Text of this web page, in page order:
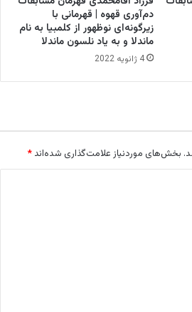
دم‌آوری قهوه | قهرمانی با
زیرگونه‌ای نوظهور از کلمبیا به نام
ماندلا و به یاد نلسون ماندلا
4 ژانویه 2022
بخش‌های موردنیاز علامت‌گذاری شده‌اند *